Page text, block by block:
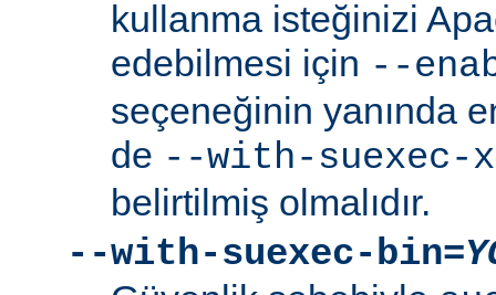
kullanma isteğinizi
edebilmesi için --
seçeneğinin yanında
de --with-suexec-
belirtilmiş olmalıdır.
--with-suexec-bin=